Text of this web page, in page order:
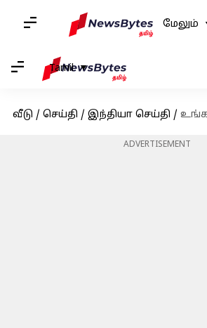
மேலும்
Tamil
வீடு / செய்தி / இந்தியா செய்தி / உங்கள் ஏரியாவில்
ADVERTISEMENT